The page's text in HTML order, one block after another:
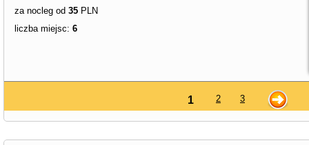
za nocleg od 35 PLN
liczba miejsc: 6
1 2 3